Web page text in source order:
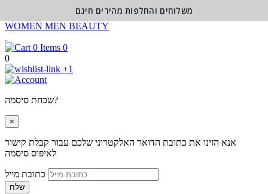
WOMEN MEN BEAUTY
0
0
+1
שכחת סיסמה?
×
אנא הזינו את כתובת הדואר האלקטרוני שלכם עבור קבלת קישור
לאיפוס סיסמה
שלח
משלוחים והחלפות מהירים חינם